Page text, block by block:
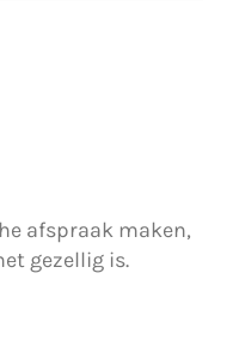
afspraak maken,
gezellig is.